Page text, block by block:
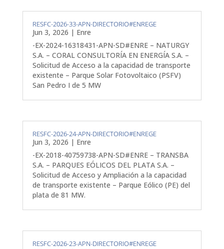
RESFC-2026-33-APN-DIRECTORIO#ENREGE
Jun 3, 2026 | Enre
-EX-2024-16318431-APN-SD#ENRE – NATURGY
S.A. – CORAL CONSULTORÍA EN ENERGÍA S.A. –
Solicitud de Acceso a la capacidad de transporte
existente – Parque Solar Fotovoltaico (PSFV)
San Pedro I de 5 MW
RESFC-2026-24-APN-DIRECTORIO#ENREGE
Jun 3, 2026 | Enre
-EX-2018-40759738-APN-SD#ENRE – TRANSBA
S.A. – PARQUES EÓLICOS DEL PLATA S.A. –
Solicitud de Acceso y Ampliación a la capacidad
de transporte existente – Parque Eólico (PE) del
plata de 81 MW.
RESFC-2026-23-APN-DIRECTORIO#ENREGE